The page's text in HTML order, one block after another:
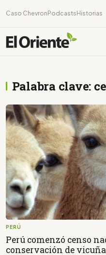
Caso Chevron Podcasts Historias
Palabra clave:
PERÚ
Perú comenzó censo
conservación de